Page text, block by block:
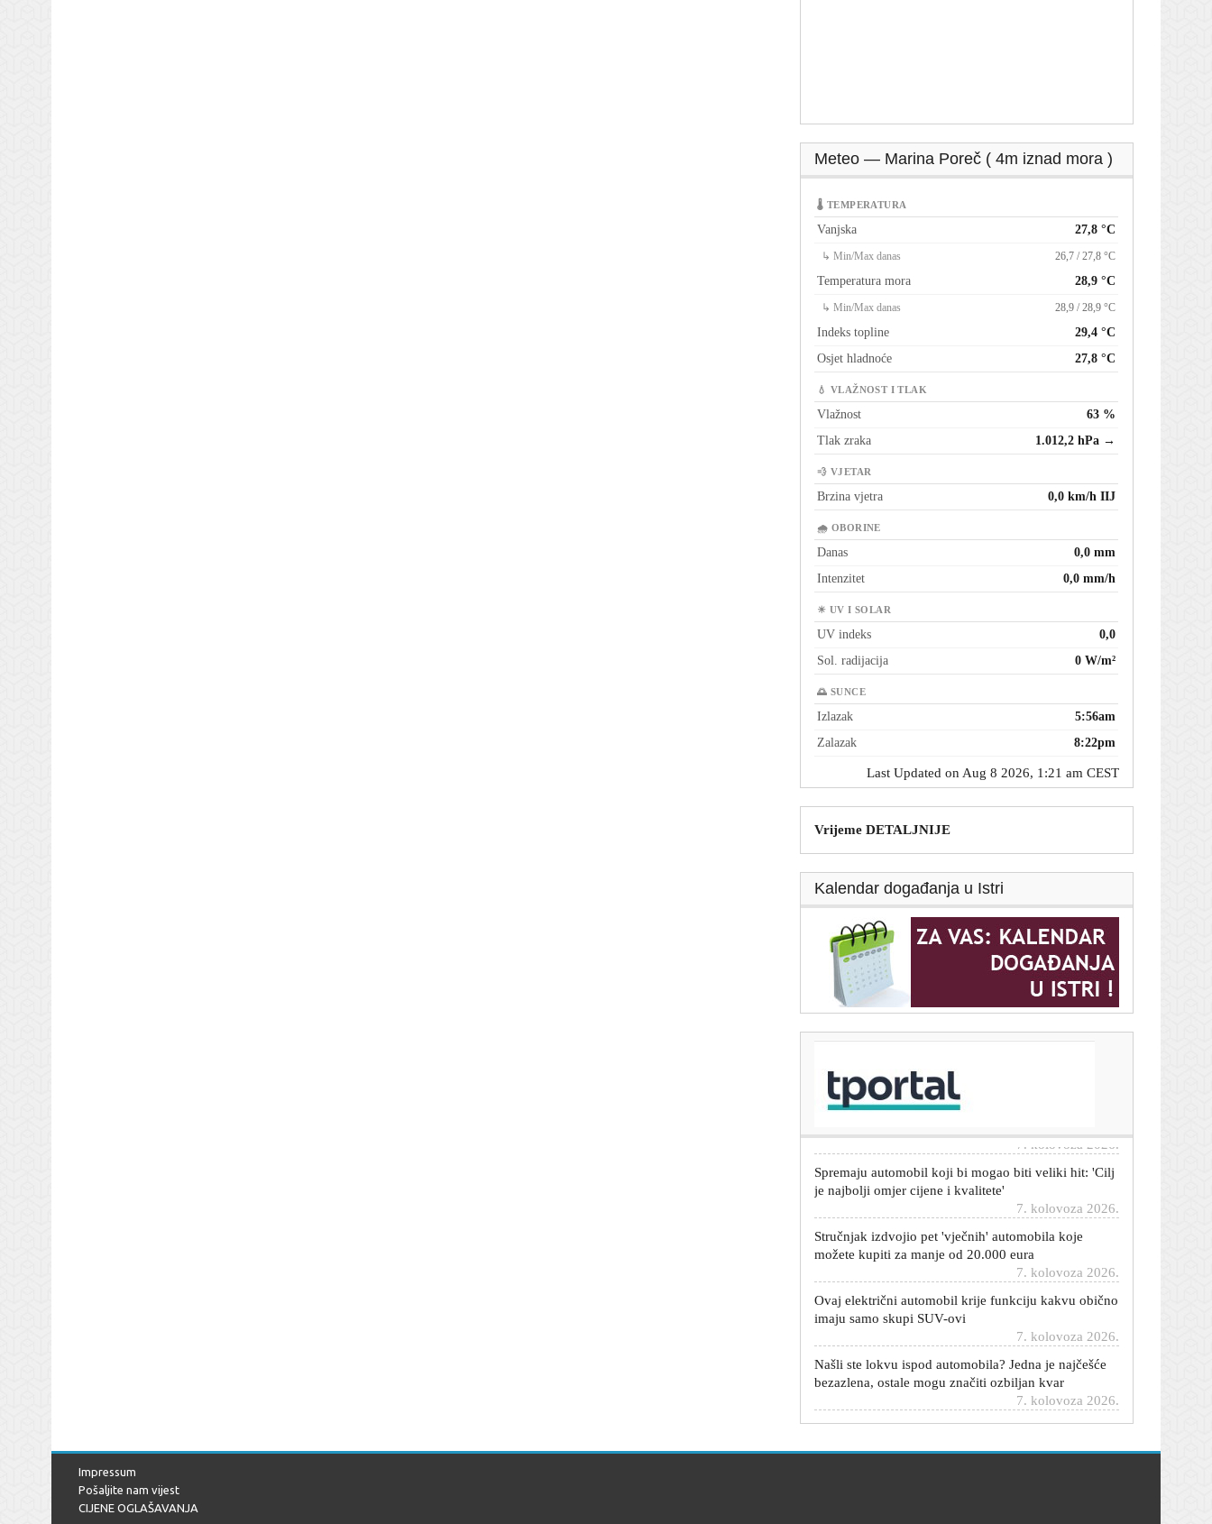
Meteo — Marina Poreč ( 4m iznad mora )
🌡 TEMPERATURA
Vanjska 27,8 °C
↳ Min/Max danas 26,7 / 27,8 °C
Temperatura mora 28,9 °C
↳ Min/Max danas 28,9 / 28,9 °C
Indeks topline
29,4 °C
Osjet hladnoće
27,8 °C
💧 VLAŽNOST I TLAK
Vlažnost
63 %
Tlak zraka
1.012,2 hPa →
💨 VJETAR
Brzina vjetra 0,0 km/h IIJ
🌧 OBORINE
Danas
0,0 mm
Intenzitet
0,0 mm/h
☀ UV I SOLAR
UV indeks
0,0
Sol. radijacija
0 W/m²
🌅 SUNCE
Izlazak
5:56am
Zalazak
8:22pm
Last Updated on Aug 8 2026, 1:21 am CEST
Vrijeme DETALJNIJE
Kalendar događanja u Istri
Kina je našla prolaz do Europe: Nije ni Suez, a niti
Hormuz
Spremaju automobil koji bi mogao biti veliki hit: 'Cilj
7. kolovoza 2026.
Stručnjak izdvojio pet 'vječnih' automobila koje
7. kolovoza 2026.
Ovaj električni automobil krije funkciju kakvu obično
7. kolovoza 2026.
Našli ste lokvu ispod automobila? Jedna je najčešće
7. kolovoza 2026.
Čuvate li račune sa servisa? Mogli bi vam trebati kad
Impressum
Pošaljite nam vijest
CIJENE OGLAŠAVANJA